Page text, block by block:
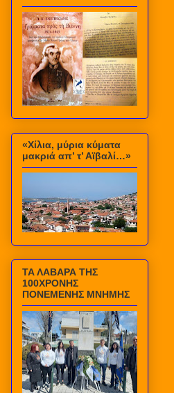
«Χίλια, μύρια κύματα
μακριά απ’ τ’ Αϊβαλί…»
ΤΑ ΛΑΒΑΡΑ ΤΗΣ
100ΧΡΟΝΗΣ
ΠΟΝΕΜΕΝΗΣ ΜΝΗΜΗΣ